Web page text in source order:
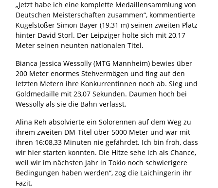
„Jetzt habe ich eine komplette Medaillensammlung von
Deutschen Meisterschaften zusammen“, kommentierte
Kugelstoßer Simon Bayer (19,31 m) seinen zweiten Platz
hinter David Storl. Der Leipziger holte sich mit 20,17
Meter seinen neunten nationalen Titel.
Bianca Jessica Wessolly (MTG Mannheim) bewies über
200 Meter enormes Stehvermögen und fing auf den
letzten Metern ihre Konkurrentinnen noch ab. Sieg und
Goldmedaille mit 23,07 Sekunden. Daumen hoch bei
Wessolly als sie die Bahn verlässt.
Alina Reh absolvierte ein Solorennen auf dem Weg zu
ihrem zweiten DM-Titel über 5000 Meter und war mit
ihren 16:08,33 Minuten nie gefährdet. Ich bin froh, dass
wir hier starten konnten. Die Hitze sehe ich als Chance,
weil wir im nächsten Jahr in Tokio noch schwierigere
Bedingungen haben werden“, zog die Laichingerin ihr
Fazit.